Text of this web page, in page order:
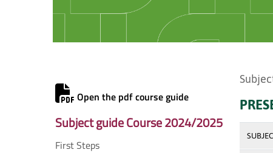
Open the pdf course guide
Subject guide Course 2024/2025
First Steps